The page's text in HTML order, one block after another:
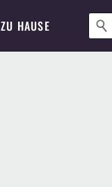
ZU HAUSE